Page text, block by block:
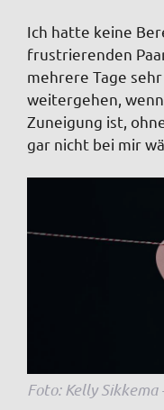
Ich hatte keine
frustrierenden
mehrere Tage
weitergehen,
Zuneigung ist,
gar nicht bei mir
Foto: Kelly Sikkema